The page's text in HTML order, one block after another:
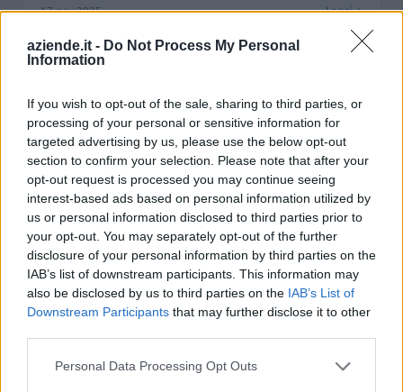
aziende.it - Do Not Process My Personal
Information
If you wish to opt-out of the sale, sharing to third parties, or
processing of your personal or sensitive information for
targeted advertising by us, please use the below opt-out
section to confirm your selection. Please note that after your
opt-out request is processed you may continue seeing
interest-based ads based on personal information utilized by
us or personal information disclosed to third parties prior to
your opt-out. You may separately opt-out of the further
disclosure of your personal information by third parties on the
IAB’s list of downstream participants. This information may
also be disclosed by us to third parties on the IAB’s List of
Downstream Participants that may further disclose it to other
Personal Data Processing Opt Outs
17 nov 2025 Leggi
COME INFLUISCE LA
DIGITALIZZAZIONE SULLE AZIENDE